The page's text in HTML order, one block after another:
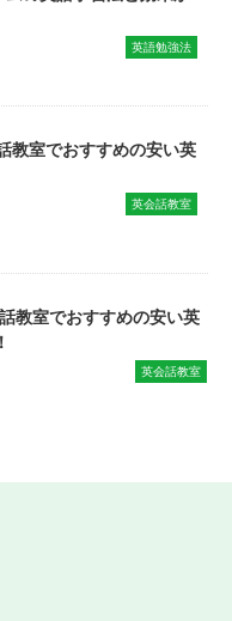
英語勉強法
教室でおすすめの安い英
英会話教室
教室でおすすめの安い英
英会話教室